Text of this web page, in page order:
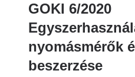
GOKI 6/2020
nyomásmérők
beszerzése